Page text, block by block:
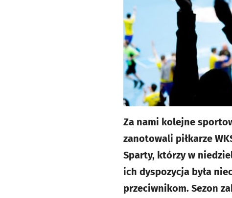
Za nami kolejne
zanotowali piłkarze
Sparty, którzy w
ich dyspozycja była
przeciwnikom. Sezon